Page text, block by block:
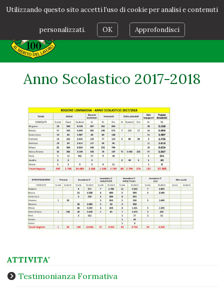
Utilizzando questo sito accetti l’uso di cookie per analisi e contenuti
personalizzati. OK Approfondisci
Anno Scolastico 2017-2018
ATTIVITA'
Testimonianza Formativa